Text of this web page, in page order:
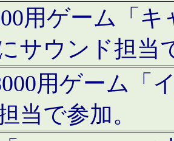
用ゲーム「
サウンド担当
用ゲーム「
当で参加。